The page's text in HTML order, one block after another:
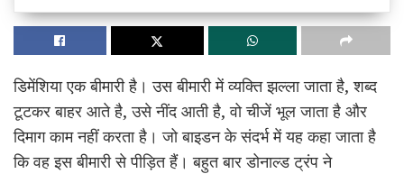
डिमेंशिया एक बीमारी है। उस बीमारी में व्यक्ति झल्ला जाता है, शब्द
टूटकर बाहर आते है, उसे नींद आती है, वो चीजें भूल जाता है और
दिमाग काम नहीं करता है। जो बाइडन के संदर्भ में यह कहा जाता है
कि वह इस बीमारी से पीड़ित हैं। बहुत बार डोनाल्ड ट्रंप ने